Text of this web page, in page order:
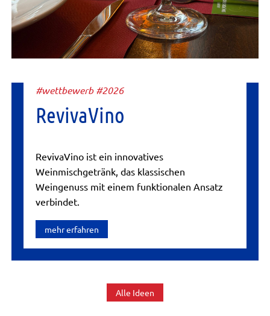
#wettbewerb #2026
RevivaVino
RevivaVino ist ein innovatives
Weinmischgetränk, das klassischen
Weingenuss mit einem funktionalen Ansatz
verbindet.
mehr erfahren
Alle Ideen